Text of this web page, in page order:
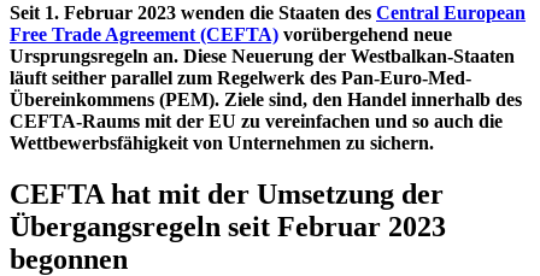
Seit 1. Februar 2023 wenden die Staaten des Central European
Free Trade Agreement (CEFTA) vorübergehend neue
Ursprungsregeln an. Diese Neuerung der Westbalkan-Staaten
läuft seither parallel zum Regelwerk des Pan-Euro-Med-
Übereinkommens (PEM). Ziele sind, den Handel innerhalb des
CEFTA-Raums mit der EU zu vereinfachen und so auch die
Wettbewerbsfähigkeit von Unternehmen zu sichern.
CEFTA hat mit der Umsetzung der
Übergangsregeln seit Februar 2023
begonnen